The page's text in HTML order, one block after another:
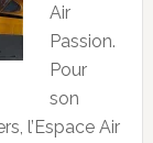
Air
Passion.
Pour
son
l’Espace Air